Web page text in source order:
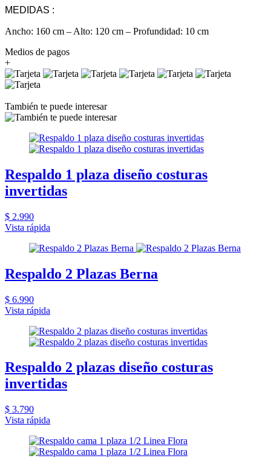
MEDIDAS :
Ancho: 160 cm – Alto: 120 cm – Profundidad: 10 cm
Medios de pagos
+
También te puede interesar
Respaldo 1 plaza diseño costuras
invertidas
$ 2.990
Vista rápida
Respaldo 2 Plazas Berna
$ 6.990
Vista rápida
Respaldo 2 plazas diseño costuras
invertidas
$ 3.790
Vista rápida